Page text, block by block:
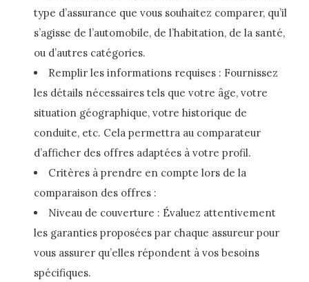
type d’assurance que vous souhaitez comparer, qu’il
s’agisse de l’automobile, de l’habitation, de la santé,
ou d’autres catégories.
Remplir les informations requises : Fournissez
les détails nécessaires tels que votre âge, votre
situation géographique, votre historique de
conduite, etc. Cela permettra au comparateur
d’afficher des offres adaptées à votre profil.
Critères à prendre en compte lors de la
comparaison des offres :
Niveau de couverture : Évaluez attentivement
les garanties proposées par chaque assureur pour
vous assurer qu’elles répondent à vos besoins
spécifiques.